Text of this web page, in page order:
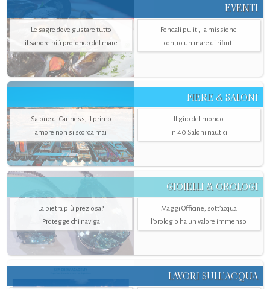
EVENTI
Le sagre dove gustare tutto
il sapore più profondo del mare
Fondali puliti, la missione
contro un mare di rifiuti
FIERE & SALONI
Salone di Canness, il primo
amore non si scorda mai
Il giro del mondo
in 40 Saloni nautici
GIOIELLI & OROLOGI
La pietra più preziosa?
Protegge chi naviga
Maggi Officine, sott’acqua
l'orologio ha un valore immenso
LAVORI SULL’ACQUA